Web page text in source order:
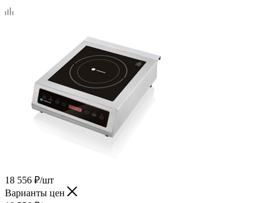
18 556 ₽/шт
Варианты цен